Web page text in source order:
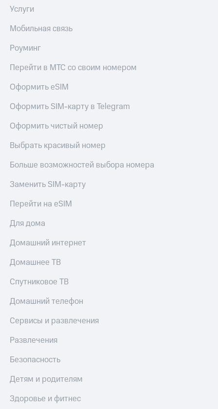
именных
Регистратор
Контакты
деловая этика
Услуги
Мобильная связь
Роуминг
Перейти в МТС со своим номером
Оформить eSIM
Оформить SIM-карту в Telegram
Оформить чистый номер
Выбрать красивый номер
Больше возможностей выбора номера
Заменить SIM-карту
Перейти на eSIM
Для дома
Домашний интернет
Домашнее ТВ
Спутниковое ТВ
Домашний телефон
Сервисы и развлечения
Развлечения
Безопасность
Детям и родителям
Здоровье и фитнес